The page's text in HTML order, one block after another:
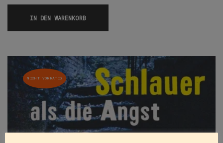
IN DEN WARENKORB
NICHT VORRÄTIG